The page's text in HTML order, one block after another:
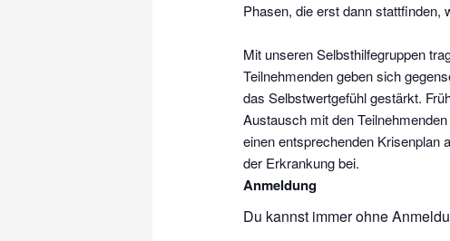
Phasen, die erst dann stattfinden,
Mit unseren Selbsthilfegruppen
Teilnehmenden geben sich
das Selbstwertgefühl gestärkt.
Austausch mit den
einen entsprechenden Krisenplan
der Erkrankung bei.
Anmeldung
Du kannst immer ohne